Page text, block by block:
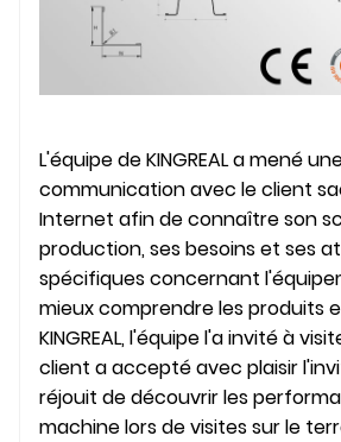
L'équipe de KINGREAL a mené
communication avec le client
Internet afin de connaître son
production, ses besoins et ses
spécifiques concernant
mieux comprendre les produits
KINGREAL, l'équipe l'a invité à
client a accepté avec plaisir
réjouit de découvrir les
machine lors de visites sur le